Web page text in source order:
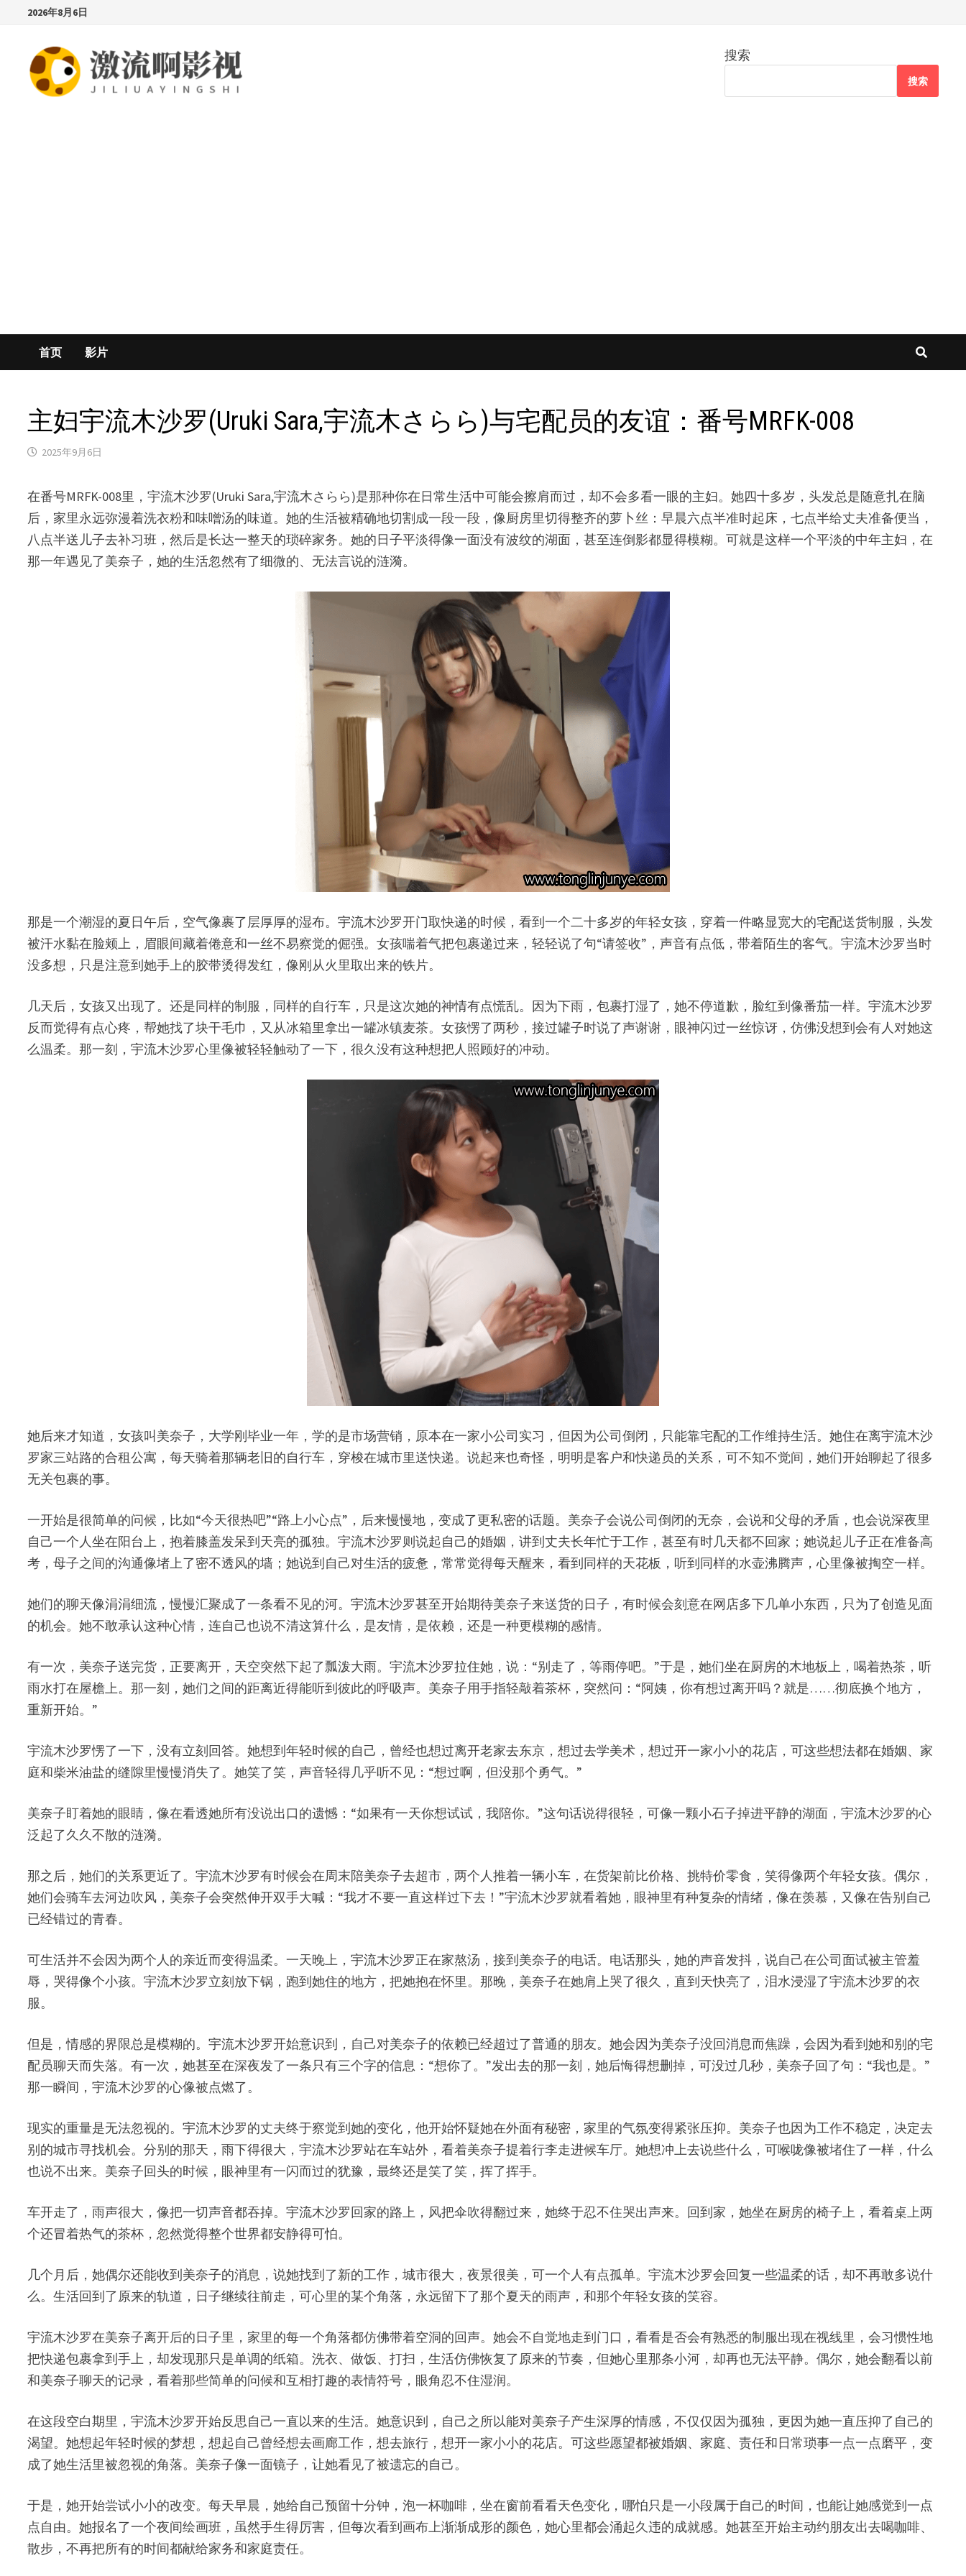
content
2026年8月6日
搜索
搜索
首页 影片
主妇宇流木沙罗(Uruki Sara,宇流木さらら)与宅配员的友谊：番号MRFK-008
2025年9月6日
在番号MRFK-008里，宇流木沙罗(Uruki Sara,宇流木さらら)是那种你在日常生活中可能会擦肩而过，却不会多看一眼的主妇。她四十多岁，头发总是随意扎在脑
后，家里永远弥漫着洗衣粉和味噌汤的味道。她的生活被精确地切割成一段一段，像厨房里切得整齐的萝卜丝：早晨六点半准时起床，七点半给丈夫准备便当，
八点半送儿子去补习班，然后是长达一整天的琐碎家务。她的日子平淡得像一面没有波纹的湖面，甚至连倒影都显得模糊。可就是这样一个平淡的中年主妇，在
那一年遇见了美奈子，她的生活忽然有了细微的、无法言说的涟漪。
那是一个潮湿的夏日午后，空气像裹了层厚厚的湿布。宇流木沙罗开门取快递的时候，看到一个二十多岁的年轻女孩，穿着一件略显宽大的宅配送货制服，头发
被汗水黏在脸颊上，眉眼间藏着倦意和一丝不易察觉的倔强。女孩喘着气把包裹递过来，轻轻说了句“请签收”，声音有点低，带着陌生的客气。宇流木沙罗当时
没多想，只是注意到她手上的胶带烫得发红，像刚从火里取出来的铁片。
几天后，女孩又出现了。还是同样的制服，同样的自行车，只是这次她的神情有点慌乱。因为下雨，包裹打湿了，她不停道歉，脸红到像番茄一样。宇流木沙罗
反而觉得有点心疼，帮她找了块干毛巾，又从冰箱里拿出一罐冰镇麦茶。女孩愣了两秒，接过罐子时说了声谢谢，眼神闪过一丝惊讶，仿佛没想到会有人对她这
么温柔。那一刻，宇流木沙罗心里像被轻轻触动了一下，很久没有这种想把人照顾好的冲动。
她后来才知道，女孩叫美奈子，大学刚毕业一年，学的是市场营销，原本在一家小公司实习，但因为公司倒闭，只能靠宅配的工作维持生活。她住在离宇流木沙
罗家三站路的合租公寓，每天骑着那辆老旧的自行车，穿梭在城市里送快递。说起来也奇怪，明明是客户和快递员的关系，可不知不觉间，她们开始聊起了很多
无关包裹的事。
一开始是很简单的问候，比如“今天很热吧”“路上小心点”，后来慢慢地，变成了更私密的话题。美奈子会说公司倒闭的无奈，会说和父母的矛盾，也会说深夜里
自己一个人坐在阳台上，抱着膝盖发呆到天亮的孤独。宇流木沙罗则说起自己的婚姻，讲到丈夫长年忙于工作，甚至有时几天都不回家；她说起儿子正在准备高
考，母子之间的沟通像堵上了密不透风的墙；她说到自己对生活的疲惫，常常觉得每天醒来，看到同样的天花板，听到同样的水壶沸腾声，心里像被掏空一样。
她们的聊天像涓涓细流，慢慢汇聚成了一条看不见的河。宇流木沙罗甚至开始期待美奈子来送货的日子，有时候会刻意在网店多下几单小东西，只为了创造见面
的机会。她不敢承认这种心情，连自己也说不清这算什么，是友情，是依赖，还是一种更模糊的感情。
有一次，美奈子送完货，正要离开，天空突然下起了瓢泼大雨。宇流木沙罗拉住她，说：“别走了，等雨停吧。”于是，她们坐在厨房的木地板上，喝着热茶，听
雨水打在屋檐上。那一刻，她们之间的距离近得能听到彼此的呼吸声。美奈子用手指轻敲着茶杯，突然问：“阿姨，你有想过离开吗？就是……彻底换个地方，
重新开始。”
宇流木沙罗愣了一下，没有立刻回答。她想到年轻时候的自己，曾经也想过离开老家去东京，想过去学美术，想过开一家小小的花店，可这些想法都在婚姻、家
庭和柴米油盐的缝隙里慢慢消失了。她笑了笑，声音轻得几乎听不见：“想过啊，但没那个勇气。”
美奈子盯着她的眼睛，像在看透她所有没说出口的遗憾：“如果有一天你想试试，我陪你。”这句话说得很轻，可像一颗小石子掉进平静的湖面，宇流木沙罗的心
泛起了久久不散的涟漪。
那之后，她们的关系更近了。宇流木沙罗有时候会在周末陪美奈子去超市，两个人推着一辆小车，在货架前比价格、挑特价零食，笑得像两个年轻女孩。偶尔，
她们会骑车去河边吹风，美奈子会突然伸开双手大喊：“我才不要一直这样过下去！”宇流木沙罗就看着她，眼神里有种复杂的情绪，像在羡慕，又像在告别自己
已经错过的青春。
可生活并不会因为两个人的亲近而变得温柔。一天晚上，宇流木沙罗正在家熬汤，接到美奈子的电话。电话那头，她的声音发抖，说自己在公司面试被主管羞
辱，哭得像个小孩。宇流木沙罗立刻放下锅，跑到她住的地方，把她抱在怀里。那晚，美奈子在她肩上哭了很久，直到天快亮了，泪水浸湿了宇流木沙罗的衣
服。
但是，情感的界限总是模糊的。宇流木沙罗开始意识到，自己对美奈子的依赖已经超过了普通的朋友。她会因为美奈子没回消息而焦躁，会因为看到她和别的宅
配员聊天而失落。有一次，她甚至在深夜发了一条只有三个字的信息：“想你了。”发出去的那一刻，她后悔得想删掉，可没过几秒，美奈子回了句：“我也是。”
那一瞬间，宇流木沙罗的心像被点燃了。
现实的重量是无法忽视的。宇流木沙罗的丈夫终于察觉到她的变化，他开始怀疑她在外面有秘密，家里的气氛变得紧张压抑。美奈子也因为工作不稳定，决定去
别的城市寻找机会。分别的那天，雨下得很大，宇流木沙罗站在车站外，看着美奈子提着行李走进候车厅。她想冲上去说些什么，可喉咙像被堵住了一样，什么
也说不出来。美奈子回头的时候，眼神里有一闪而过的犹豫，最终还是笑了笑，挥了挥手。
车开走了，雨声很大，像把一切声音都吞掉。宇流木沙罗回家的路上，风把伞吹得翻过来，她终于忍不住哭出声来。回到家，她坐在厨房的椅子上，看着桌上两
个还冒着热气的茶杯，忽然觉得整个世界都安静得可怕。
几个月后，她偶尔还能收到美奈子的消息，说她找到了新的工作，城市很大，夜景很美，可一个人有点孤单。宇流木沙罗会回复一些温柔的话，却不再敢多说什
么。生活回到了原来的轨道，日子继续往前走，可心里的某个角落，永远留下了那个夏天的雨声，和那个年轻女孩的笑容。
宇流木沙罗在美奈子离开后的日子里，家里的每一个角落都仿佛带着空洞的回声。她会不自觉地走到门口，看看是否会有熟悉的制服出现在视线里，会习惯性地
把快递包裹拿到手上，却发现那只是单调的纸箱。洗衣、做饭、打扫，生活仿佛恢复了原来的节奏，但她心里那条小河，却再也无法平静。偶尔，她会翻看以前
和美奈子聊天的记录，看着那些简单的问候和互相打趣的表情符号，眼角忍不住湿润。
在这段空白期里，宇流木沙罗开始反思自己一直以来的生活。她意识到，自己之所以能对美奈子产生深厚的情感，不仅仅因为孤独，更因为她一直压抑了自己的
渴望。她想起年轻时候的梦想，想起自己曾经想去画廊工作，想去旅行，想开一家小小的花店。可这些愿望都被婚姻、家庭、责任和日常琐事一点一点磨平，变
成了她生活里被忽视的角落。美奈子像一面镜子，让她看见了被遗忘的自己。
于是，她开始尝试小小的改变。每天早晨，她给自己预留十分钟，泡一杯咖啡，坐在窗前看看天色变化，哪怕只是一小段属于自己的时间，也能让她感觉到一点
点自由。她报名了一个夜间绘画班，虽然手生得厉害，但每次看到画布上渐渐成形的颜色，她心里都会涌起久违的成就感。她甚至开始主动约朋友出去喝咖啡、
散步，不再把所有的时间都献给家务和家庭责任。